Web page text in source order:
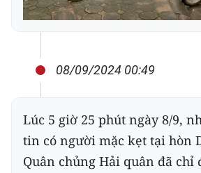
08/09/2024 00:49
Lúc 5 giờ 25 phút ngày 8/9,
tin có người mặc kẹt tại hòn
Quân chủng Hải quân đã chỉ